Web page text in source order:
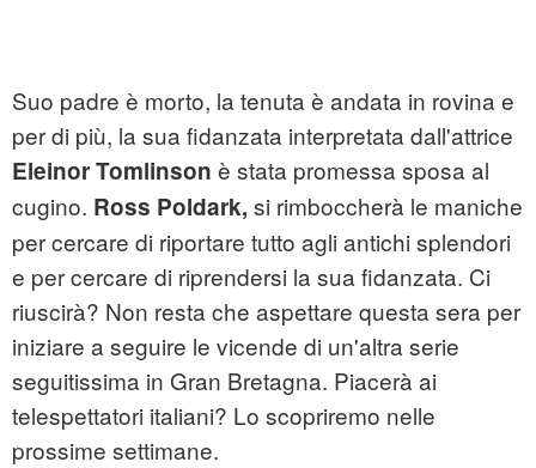
Suo padre è morto, la tenuta è andata in rovina e
per di più, la sua fidanzata interpretata dall'attrice
EleinorTomlinson è stata promessa sposa al
cugino. Ross Poldark, si rimboccherà le maniche
per cercare di riportare tutto agli antichi splendori
e per cercare di riprendersi la sua fidanzata. Ci
riuscirà? Non resta che aspettare questa sera per
iniziare a seguire le vicende di un'altra serie
seguitissima in Gran Bretagna. Piacerà ai
telespettatori italiani? Lo scopriremo nelle
prossime settimane.